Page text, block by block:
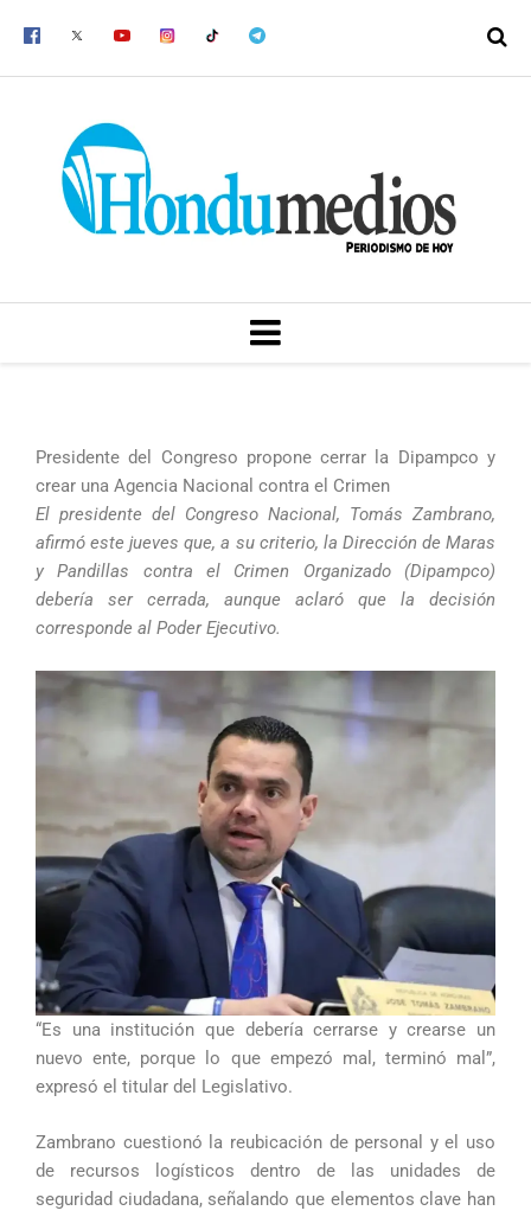
MENU
Presidente del Congreso propone cerrar la Dipampco y
crear una Agencia Nacional contra el Crimen
El presidente del Congreso Nacional, Tomás Zambrano,
afirmó este jueves que, a su criterio, la Dirección de Maras
y Pandillas contra el Crimen Organizado (Dipampco)
debería ser cerrada, aunque aclaró que la decisión
corresponde al Poder Ejecutivo.
“Es una institución que debería cerrarse y crearse un
nuevo ente, porque lo que empezó mal, terminó mal”,
expresó el titular del Legislativo.
Zambrano cuestionó la reubicación de personal y el uso
de recursos logísticos dentro de las unidades de
seguridad ciudadana, señalando que elementos clave han